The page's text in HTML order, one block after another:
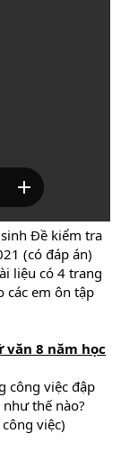
Đề kiểm tra
(có đáp án)
liệu có 4 trang
các em ôn tập
8 năm học
công việc đập
thế nào?
việc)